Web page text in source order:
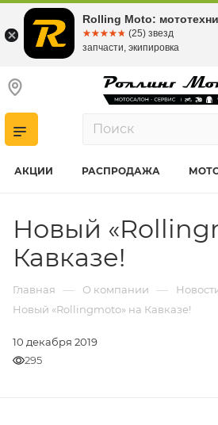
АКЦИИ РАСПРОДАЖА
Новый
Кавказе!
Главная — О компании —
Новый «Rollingmoto» на Кавказе!
10 декабря 2019
295
Rolling Moto:
☆☆☆☆☆
★★★★★ (25) звезд
запчасти, экипировка